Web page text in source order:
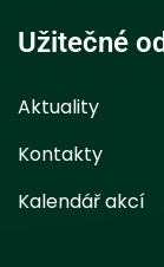
Užitečné
Aktuality
Kontakty
Kalendář akcí